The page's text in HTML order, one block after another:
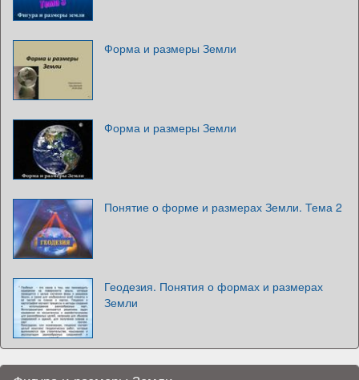
Форма и размеры Земли
Форма и размеры Земли
Понятие о форме и размерах Земли. Тема 2
Геодезия. Понятия о формах и размерах
Земли